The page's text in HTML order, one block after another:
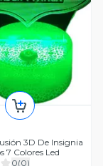
3D De Insignia
7 Colores Led
0(0)